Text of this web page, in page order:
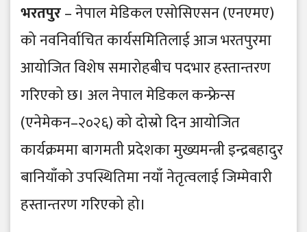
भरतपुर– नेपाल मेडिकल एसोसिएसन (एनएमए)
को नवनिर्वाचित कार्यसमितिलाई आज भरतपुरमा
आयोजित विशेष समारोहबीच पदभार हस्तान्तरण
गरिएको छ। अल नेपाल मेडिकल कन्फ्रेन्स
(एनेमेकन–२०२६) को दोस्रो दिन आयोजित
कार्यक्रममा बागमती प्रदेशका मुख्यमन्त्री इन्द्रबहादुर
बानियाँको उपस्थितिमा नयाँ नेतृत्वलाई जिम्मेवारी
हस्तान्तरण गरिएको हो।